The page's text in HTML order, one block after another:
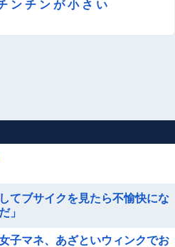
ン チ ン が 小 さ い
てブサイクを見たら不愉快にな
」
子マネ、あざといウィンクでお